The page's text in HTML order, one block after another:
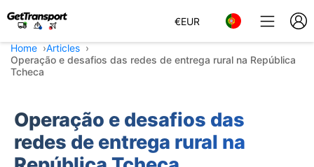
€EUR
Home
Articles
Operação e desafios das redes de entrega rural na República
Tcheca
Operação e desafios das
redes de entrega rural na